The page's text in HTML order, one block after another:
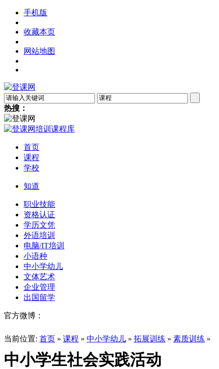
手机版
收藏本页
网站地图
热搜：
首页
课程
学校
知道
职业技能
资格认证
学历文凭
外语培训
电脑/IT培训
小语种
中小学幼儿
文体艺术
企业管理
出国留学
官方微博：
当前位置: 首页 » 课程 » 中小学幼儿 » 拓展训练 » 素质训练 »
中小学生社会实践活动